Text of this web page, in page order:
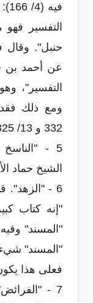
التفسير
عن أحمد بن
التفسير"،
332 و 13/ 325).
5 -
الشيخ حماد
6 -
"إنه كتاب
"المسند"
"المسند"
فعلى هذا
7 -